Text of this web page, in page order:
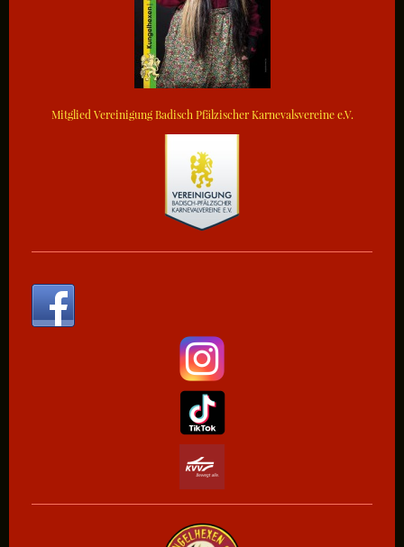
Mitglied Vereinigung Badisch Pfälzischer Karnevalsvereine e.V.